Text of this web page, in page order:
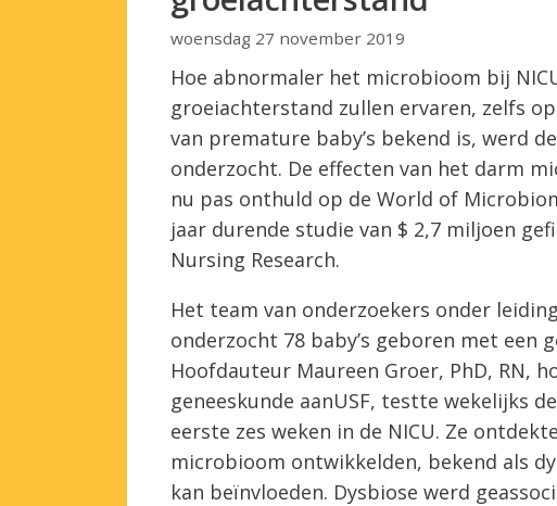
woensdag 27 november 2019
Hoe abnormaler het microbioom bij
groeiachterstand zullen ervaren, zelfs
van premature baby’s bekend is, werd
onderzocht. De effecten van het darm
nu pas onthuld op de World of
jaar durende studie van $ 2,7 miljoen
Nursing Research.
Het team van onderzoekers onder
onderzocht 78 baby’s geboren met een
Hoofdauteur Maureen Groer, PhD, RN,
geneeskunde aanUSF, testte wekelijks
eerste zes weken in de NICU. Ze
microbioom ontwikkelden, bekend als
kan beïnvloeden. Dysbiose werd